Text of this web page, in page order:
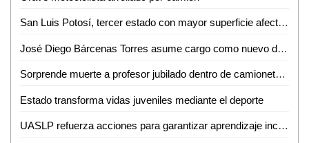
San Luis Potosí, tercer estado con mayor superficie afectada por incendios forestales
José Diego Bárcenas Torres asume cargo como nuevo director del Tec de Valles
Sorprende muerte a profesor jubilado dentro de camioneta en Aquismón
Estado transforma vidas juveniles mediante el deporte
UASLP refuerza acciones para garantizar aprendizaje inclusivo y permanencia escolar